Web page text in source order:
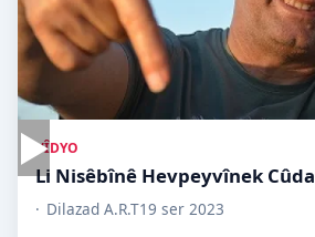
▶VÎDYO
Li Nisêbînê Hevpeyvînek Cûda
Dilazad A.R.T19 ser 2023